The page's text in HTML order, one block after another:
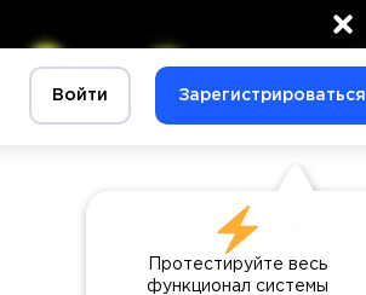
×
Войти Зарегистрироваться
Протестируйте весь
функционал системы